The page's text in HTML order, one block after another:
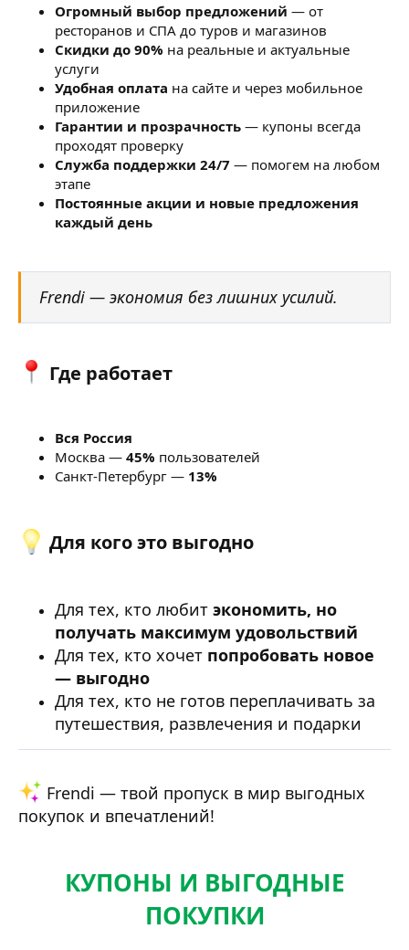
Огромный выбор предложений — от
ресторанов и СПА до туров и магазинов
Скидки до 90% на реальные и актуальные
услуги
Удобная оплата на сайте и через мобильное
приложение
Гарантии и прозрачность — купоны всегда
проходят проверку
Служба поддержки 24/7 — помогем на любом
этапе
Постоянные акции и новые предложения
каждый день
Frendi — экономия без лишних усилий.
Где работает​
Вся Россия
Москва — 45% пользователей
Санкт-Петербург — 13%
Для кого это выгодно​
Для тех, кто любит экономить, но
получать максимум удовольствий
Для тех, кто хочет попробовать новое
— выгодно
Для тех, кто не готов переплачивать за
путешествия, развлечения и подарки
Frendi — твой пропуск в мир выгодных
покупок и впечатлений!
КУПОНЫ И ВЫГОДНЫЕ
ПОКУПКИ